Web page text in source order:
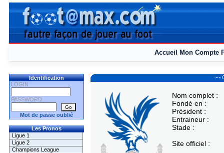
Accueil Mon Compte
Identification
LOGIN
PASSWORD
Mot de passe oublié
Les Pronos
Ligue 1
Ligue 2
Champions League
~~
Nom complet :
Fondé en :
Président :
Entraineur :
Stade :
Site officiel :